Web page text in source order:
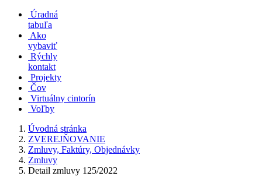
Úradná
tabuľa
Ako
vybaviť
Rýchly
kontakt
Projekty
Čov
Virtuálny cintorín
Voľby
Úvodná stránka
ZVEREJŇOVANIE
Zmluvy, Faktúry, Objednávky
Zmluvy
Detail zmluvy 125/2022